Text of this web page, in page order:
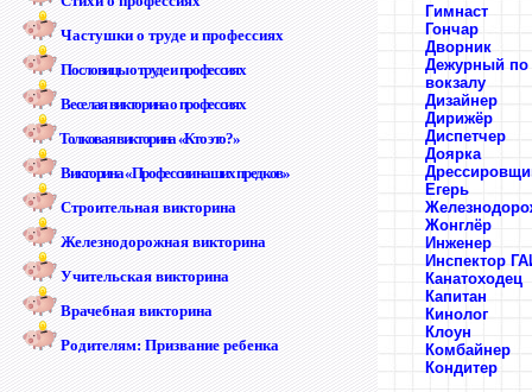
Частушки о труде и профессиях
Пословицы о труде и профессиях
Веселая викторина о профессиях
Толковая викторина «Кто это?»
Викторина «Профессии наших предков»
Строительная викторина
Железнодорожная викторина
Учительская викторина
Врачебная викторина
Родителям: Призвание ребенка
Гимнаст
Гончар
Дворник
Дежурный по
вокзалу
Дизайнер
Дирижёр
Диспетчер
Доярка
Егерь
Жонглёр
Инженер
Инспектор
Канатоходец
Капитан
Кинолог
Клоун
Комбайнер
Кондитер